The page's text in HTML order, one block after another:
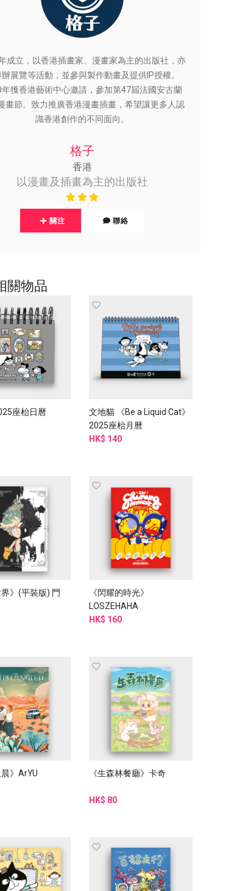
成立，以香港插畫家、漫畫家為主的出版社，亦
展覽等活動，並參與製作動畫及提供IP授權。
年獲香港藝術中心邀請，參加第47屆法國安古蘭
畫節。致力推廣香港漫畫插畫，希望讓更多人認
識香港創作的不同面向。
格子
香港
以漫畫及插畫為主的出版社
關注 聯絡
關物品
座枱日曆
文地貓 《Be a Liquid Cat》
2025座枱月曆
HK$ 140
界》(平裝版) 門
《閃耀的時光》
LOSZEHAHA
HK$ 160
晨》ArYU 《生森林餐廳》卡奇
HK$ 80